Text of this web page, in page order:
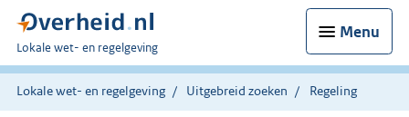
Menu
U
bent
hier:
Lokale wet- en regelgeving
Lokale wet- en regelgeving Uitgebreid zoeken Regeling